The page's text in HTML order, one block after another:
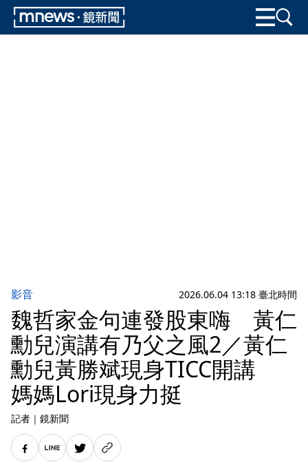
影音 2026.06.04 13:18 臺北時間
魏哲家金句連發股東嗨 黃仁
勳兒演講有乃父之風2／黃仁
勳兒黃勝斌現身TICC開講
媽媽Lori現身力挺
記者 ｜ 鏡新聞